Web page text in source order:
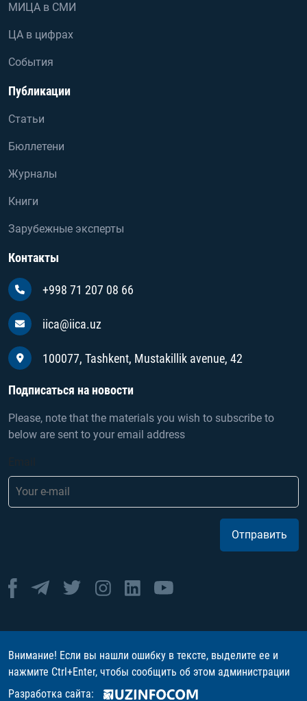
МИЦА в СМИ
ЦА в цифрах
События
Публикации
Статьи
Бюллетени
Журналы
Книги
Зарубежные эксперты
Контакты
+998 71 207 08 66
iica@iica.uz
100077, Tashkent, Mustakillik avenue, 42
Подписаться на новости
Please, note that the materials you wish to subscribe to
below are sent to your email address
Отправить
Внимание! Если вы нашли ошибку в тексте, выделите ее и
нажмите Ctrl+Enter, чтобы сообщить об этом администрации
Разработка сайта: